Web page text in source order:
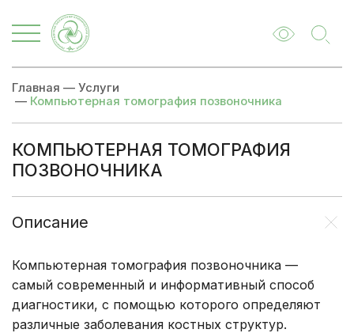
Главная — Услуги
— Компьютерная томография позвоночника
КОМПЬЮТЕРНАЯ ТОМОГРАФИЯ
ПОЗВОНОЧНИКА
Описание
Описание
Компьютерная томография позвоночника —
самый современный и информативный способ
диагностики, с помощью которого определяют
различные заболевания костных структур.